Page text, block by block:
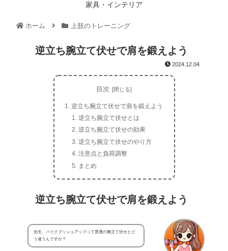
家具・インテリア
ホーム 上肢のトレーニング
逆立ち腕立て伏せで肩を鍛えよう
2024.12.04
目次
逆立ち腕立て伏せで肩を鍛えよう
逆立ち腕立て伏せとは
逆立ち腕立て伏せの効果
逆立ち腕立て伏せのやり方
注意点と負荷調整
まとめ
逆立ち腕立て伏せで肩を鍛えよう
先生、パイクプッシュアップって普通の腕立て伏せとど
う違うんですか？